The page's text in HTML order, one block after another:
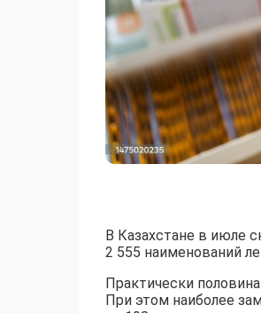
В Казахстане в июле
2 555 наименований
Практически
При этом наиболее